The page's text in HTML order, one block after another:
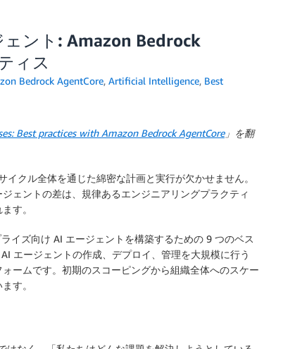
ント: Amazon Bedrock
ィス
Bedrock AgentCore, Artificial Intelligence, Best
Best practices with Amazon Bedrock AgentCore」を翻
クル全体を通じた綿密な計画と実行が欠かせません。
ェントの差は、規律あるエンジニアリングプラクティ
す。
イズ向け AI エージェントを構築するための 9 つのベス
エージェントの作成、デプロイ、管理を大規模に行う
ームです。初期のスコーピングから組織全体へのスケー
す。